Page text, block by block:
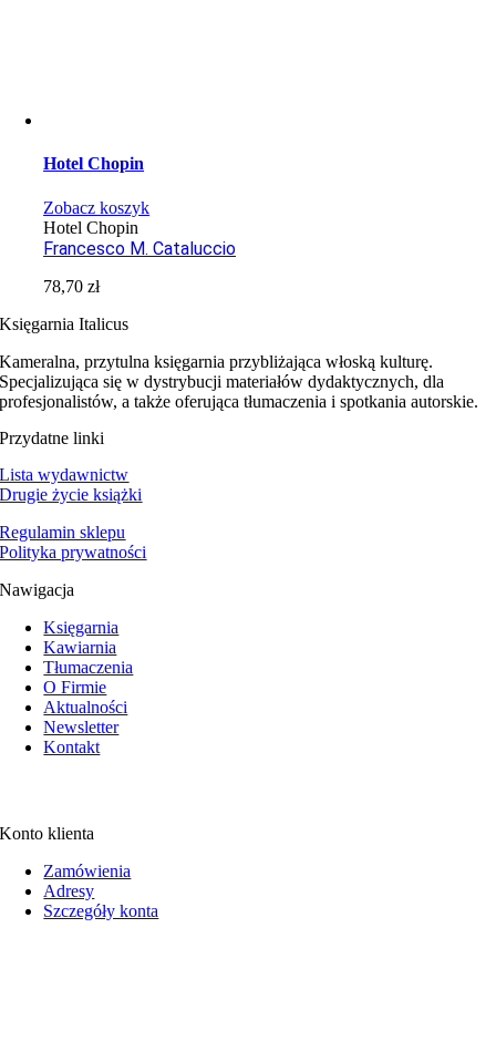
Hotel Chopin
Zobacz koszyk
Hotel Chopin
Francesco M. Cataluccio
78,70zł
Księgarnia Italicus
Kameralna, przytulna księgarnia przybliżająca włoską kulturę.
Specjalizująca się w dystrybucji materiałów dydaktycznych, dla
profesjonalistów, a także oferująca tłumaczenia i spotkania autorskie.
Przydatne linki
Lista wydawnictw
Drugie życie książki
Regulamin sklepu
Polityka prywatności
Nawigacja
Księgarnia
Kawiarnia
Tłumaczenia
O Firmie
Aktualności
Newsletter
Kontakt
Konto klienta
Zamówienia
Adresy
Szczegóły konta